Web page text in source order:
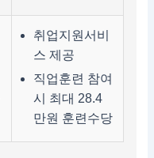
취업지원서비
스 제공
직업훈련 참여
시 최대 28.4
만원 훈련수당